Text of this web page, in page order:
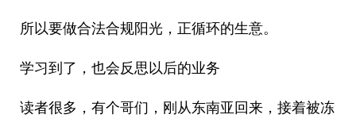
所以要做合法合规阳光，正循环的生意。
学习到了，也会反思以后的业务
读者很多，有个哥们，刚从东南亚回来，接着被冻